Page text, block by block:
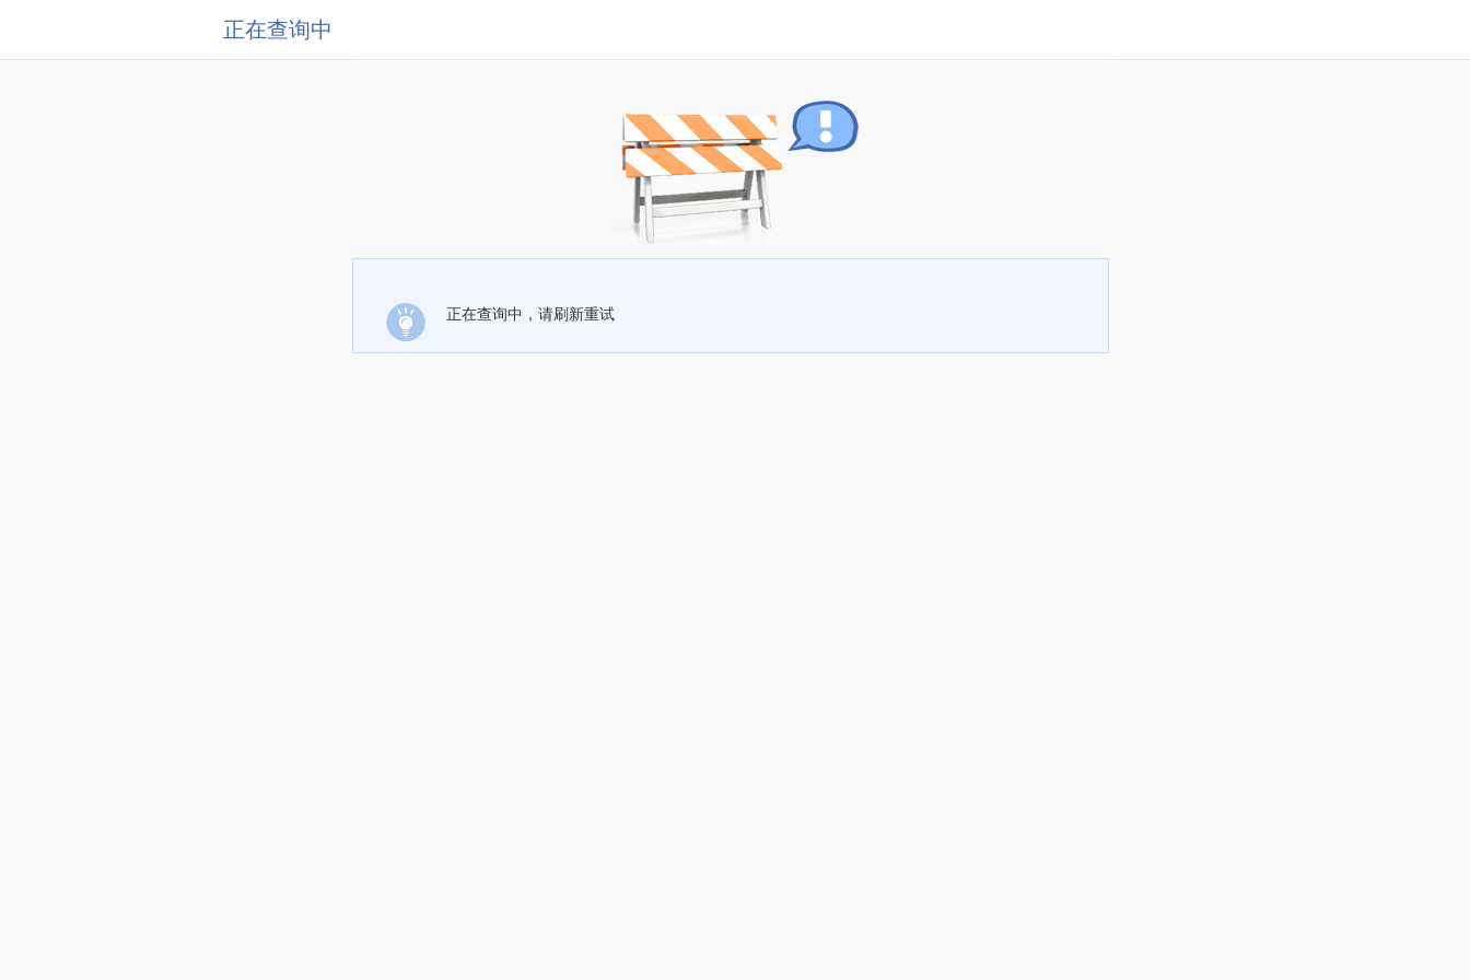
正在查询中
正在查询中，请刷新重试